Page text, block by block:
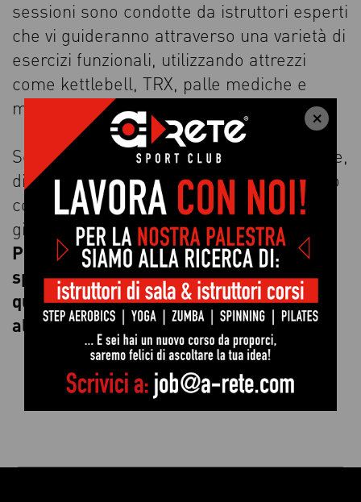
sessioni sono condotte da istruttori esperti
che vi guideranno attraverso una varietà di
esercizi funzionali, utilizzando attrezzi
come kettlebell, TRX, palle mediche e
molto altro
Se siete alla ricerca di un modo divertente,
dinamico e efficace per allenarvi, il nostro
corso di Functional Training è la scelta
giusta per voi.
Prenotate il vostro posto ora e iniziate a
sperimentare i numerosi benefici di
questo innovativo approccio di
allenamento presso la nostra palestra.